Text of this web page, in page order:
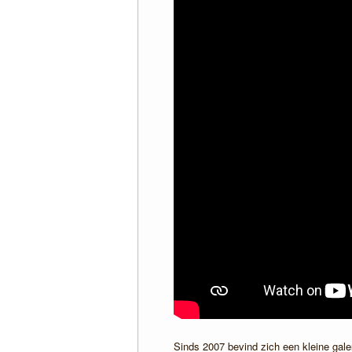
Sinds 2007 bevind zich een kleine